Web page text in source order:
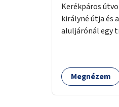
Kerékpáros
királyné útja és
aluljárónál egy
troliforgalom
átvezetésre
Megnézem